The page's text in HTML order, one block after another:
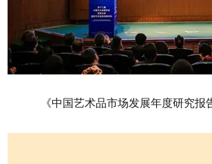
《中国艺术品市场发展年度研究